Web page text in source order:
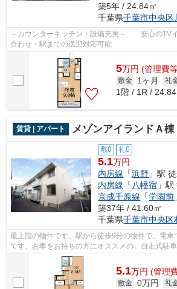
築5年 / 24.84㎡
千葉県千葉市中央区
～カウンターキッチン・設備充実～ 安心のTV
合わせ・駅までの送迎対応可能
5万円 (管理費
敷金 1ヶ月 礼
1階 / 1R / 24.84
賃貸 | アパート メゾンアイランドＡ棟
敷0 礼0
5.1万円
内房線 「浜野 」駅
内房線 「八幡宿 」
京成千原線 「学園前
築37年 / 41.60㎡
千葉県千葉市中央区
最上階の物件です。駅から徒歩9分の物件で、電車
です。お車をお持ちの方にオススメの、自走式駐
す。3駅以上利用可の物件なので、交通ア...
5.1万円 (管理
敷金 0万円 礼